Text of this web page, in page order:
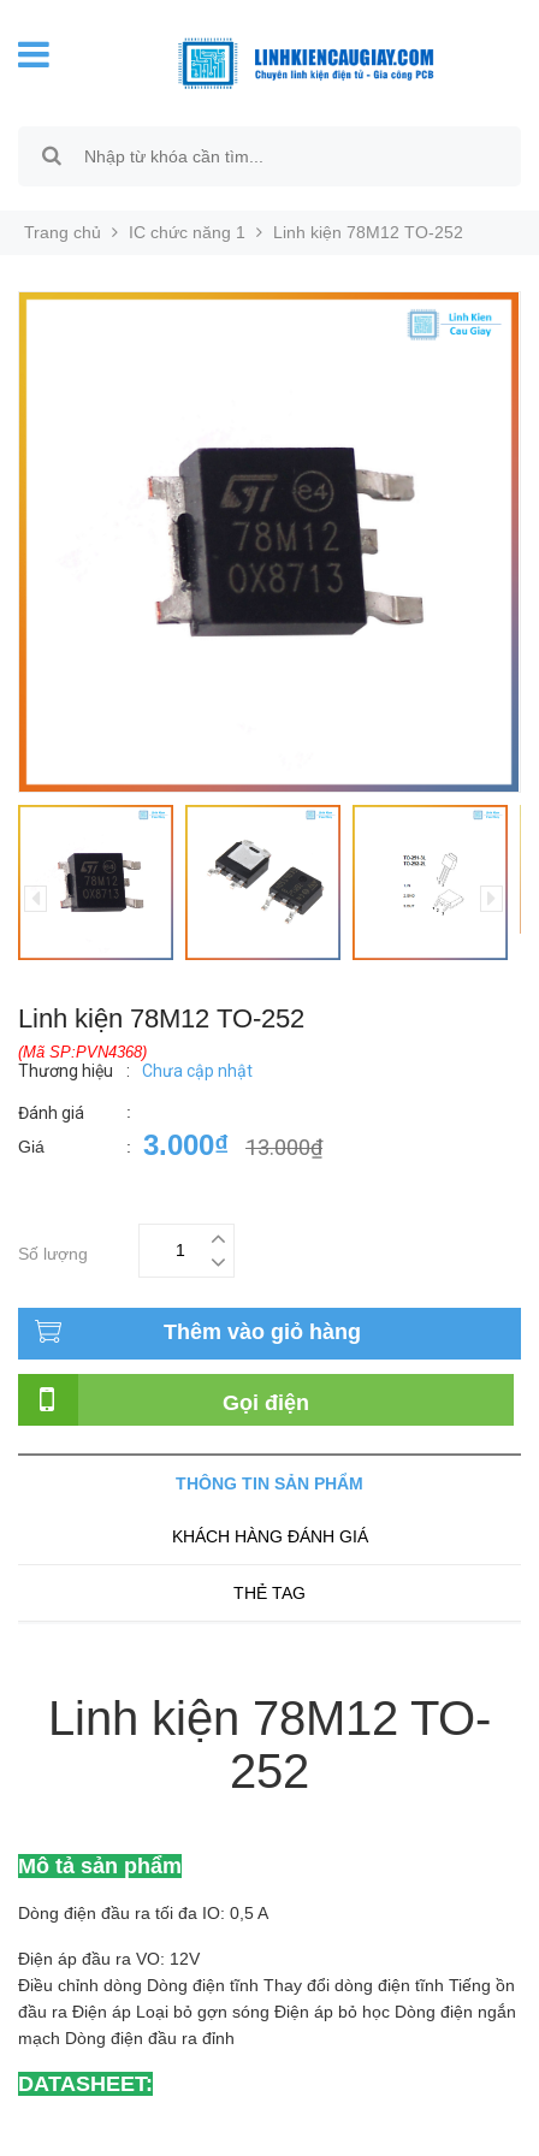
Trang chủ IC chức năng 1 Linh kiện 78M12 TO-252
Linh kiện 78M12 TO-252
(Mã SP:PVN4368)
Thương hiệu : Chưa cập nhật
Đánh giá
:
Giá
: 3.000₫ 13.000₫
Số lượng
Thêm vào giỏ hàng
Gọi điện
THÔNG TIN SẢN PHẨM
KHÁCH HÀNG ĐÁNH GIÁ
THẺ TAG
Linh kiện 78M12 TO-
252
Mô tả sản phẩm
Dòng điện đầu ra tối đa IO: 0,5 A
Điện áp đầu ra VO: 12V
Điều chỉnh dòng Dòng điện tĩnh Thay đổi dòng điện tĩnh Tiếng ồn
đầu ra Điện áp Loại bỏ gợn sóng Điện áp bỏ học Dòng điện ngắn
mạch Dòng điện đầu ra đỉnh
DATASHEET: